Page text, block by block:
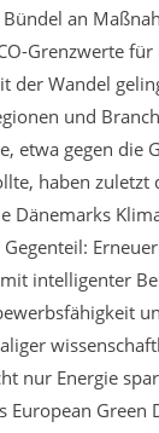
an
Grenzwerte
Wandel
und
etwa gegen die
haben zuletzt
intelligenter
nur Energie
European Green